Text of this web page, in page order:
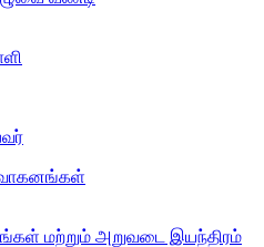
வாகனங்கள்
மற்றும் அறுவடை இயந்திரம்